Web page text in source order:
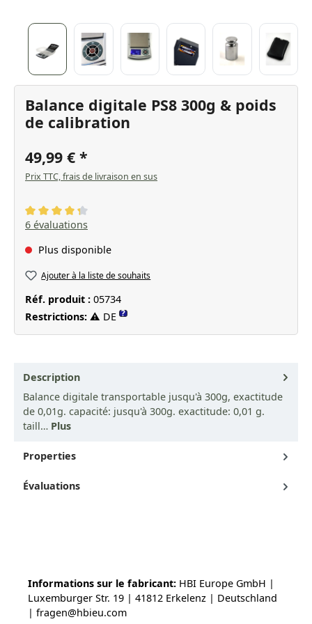
Balance digitale PS8 300g & poids
de calibration
49,99 €
Prix TTC, frais de livraison en sus
Note moyenne de 4.17 sur 5 étoiles
6 évaluations
Plus disponible
Ajouter à la liste de souhaits
Réf. produit : 05734
Restrictions: ⚠ DE ?
Description
Balance digitale transportable jusqu'à 300g, exactitude
de 0,01g. capacité: jusqu'à 300g. exactitude: 0,01 g.
taill… Plus
Properties
Évaluations
Informations sur le fabricant: HBI Europe GmbH |
Luxemburger Str. 19 | 41812 Erkelenz | Deutschland
| fragen@hbieu.com